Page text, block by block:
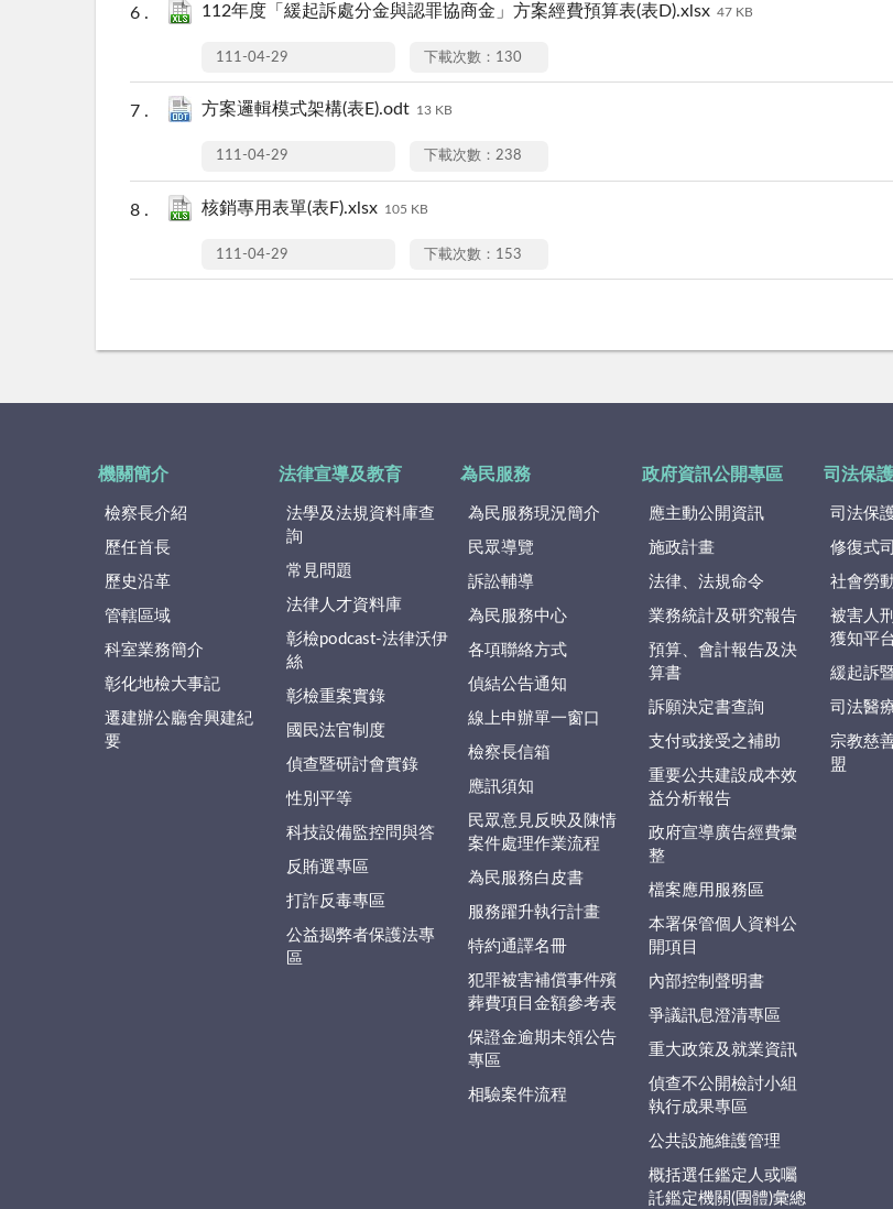
112年度「緩起訴處分金與認罪協商金」方案經費預算表(表D).xlsx 47 KB
111-04-29 下載次數：130
方案邏輯模式架構(表E).odt 13 KB
111-04-29 下載次數：238
核銷專用表單(表F).xlsx 105 KB
111-04-29 下載次數：153
機關簡介
檢察長介紹
歷任首長
歷史沿革
管轄區域
科室業務簡介
彰化地檢大事記
遷建辦公廳舍興建紀
要
法律宣導及教育
法學及法規資料庫查
詢
常見問題
法律人才資料庫
彰檢podcast-法律沃伊
絲
彰檢重案實錄
國民法官制度
偵查暨研討會實錄
性別平等
科技設備監控問與答
反賄選專區
打詐反毒專區
公益揭弊者保護法專
區
為民服務
為民服務現況簡介
民眾導覽
訴訟輔導
為民服務中心
各項聯絡方式
偵結公告通知
線上申辦單一窗口
檢察長信箱
應訊須知
民眾意見反映及陳情
案件處理作業流程
為民服務白皮書
服務躍升執行計畫
特約通譯名冊
犯罪被害補償事件殯
葬費項目金額參考表
保證金逾期未領公告
專區
相驗案件流程
政府資訊公開專區
應主動公開資訊
施政計畫
法律、法規命令
業務統計及研究報告
預算、會計報告及決
算書
訴願決定書查詢
支付或接受之補助
重要公共建設成本效
益分析報告
政府宣導廣告經費彙
整
檔案應用服務區
本署保管個人資料公
開項目
內部控制聲明書
爭議訊息澄清專區
重大政策及就業資訊
偵查不公開檢討小組
執行成果專區
公共設施維護管理
概括選任鑑定人或囑
託鑑定機關(團體)彙總
司法保護
司法保
修復式
社會勞
被害人
獲知平
緩起訴
司法醫
宗教慈
盟